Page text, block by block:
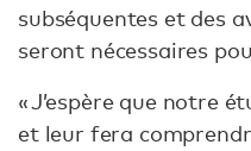
subséquentes et des
seront nécessaires
« J’espère que notre
et leur fera